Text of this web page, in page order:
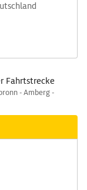
Fahrtstrecke
- Amberg -